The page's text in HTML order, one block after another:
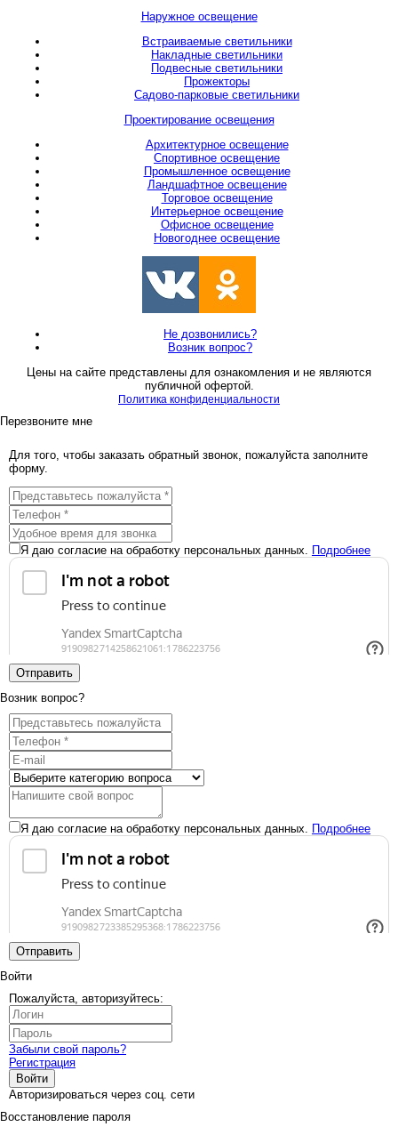
Наружное освещение
Встраиваемые светильники
Накладные светильники
Подвесные светильники
Прожекторы
Садово-парковые светильники
Проектирование освещения
Архитектурное освещение
Спортивное освещение
Промышленное освещение
Ландшафтное освещение
Торговое освещение
Интерьерное освещение
Офисное освещение
Новогоднее освещение
Не дозвонились?
Возник вопрос?
Цены на сайте представлены для ознакомления и не являются
публичной офертой.
Политика конфиденциальности
Перезвоните мне
Для того, чтобы заказать обратный звонок, пожалуйста заполните
форму.
Я даю согласие на обработку персональных данных. Подробнее
Отправить
Возник вопрос?
Я даю согласие на обработку персональных данных. Подробнее
Отправить
Войти
Пожалуйста, авторизуйтесь:
Забыли свой пароль?
Регистрация
Войти
Авторизироваться через соц. сети
Восстановление пароля